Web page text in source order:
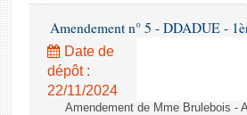
Amendement n° 5 - DDADUE -
Date de
dépôt :
22/11/2024
Amendement de Mme Brulebois -